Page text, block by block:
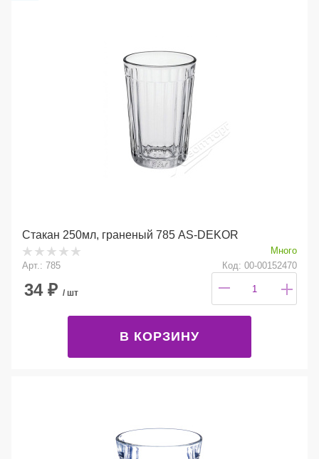
Стакан 250мл, граненый 785 AS-DEKOR
Много
Арт.: 785
Код: 00-00152470
34₽ / шт
В КОРЗИНУ